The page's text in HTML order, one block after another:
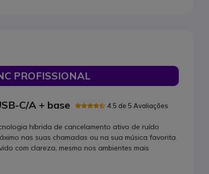
PROFISSIONAL
C/A + base 4.5 de 5 Avaliações
híbrida de cancelamento ativo de ruído
nas suas chamadas ou na sua música favorita.
com clareza, mesmo nos ambientes mais